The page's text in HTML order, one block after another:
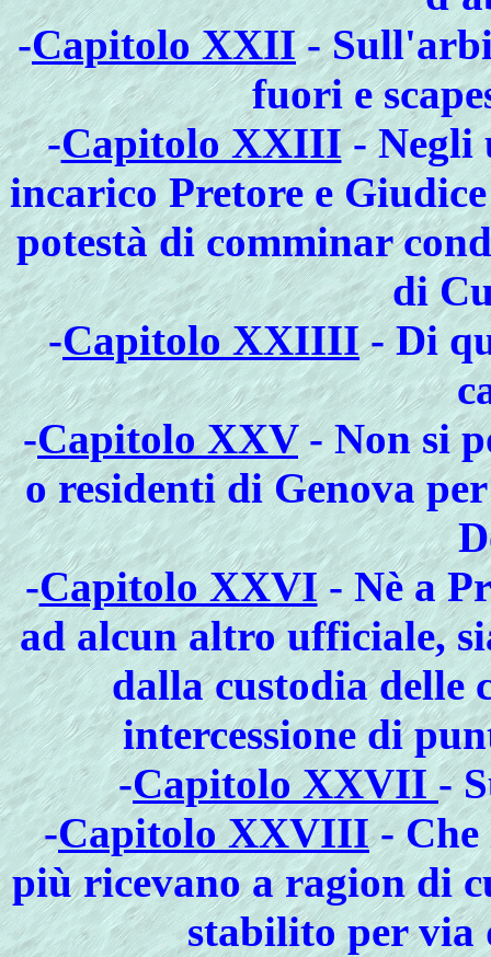
-Capitolo XXII-
fuori e
-Capitolo XXIII- Negli
incarico Pretore e
potestà di comminar
di
-Capitolo XXIIII- Di
-Capitolo XXV- Non si
o residenti di Genova
-Capitolo XXVI- Nè a
ad alcun altro ufficiale,
dalla custodia delle
intercessione di
-Capitolo XXVII-
-Capitolo XXVIII- Che
più ricevano a ragion di
stabilito per via